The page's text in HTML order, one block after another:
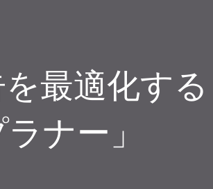
最適化す
ナー」